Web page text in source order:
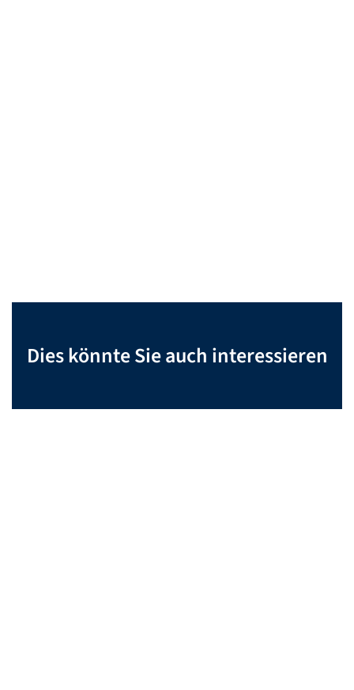
Dies könnte Sie auch interessieren